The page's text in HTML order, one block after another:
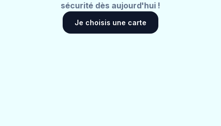
sécurité dès aujourd'hui !
Je choisis une carte